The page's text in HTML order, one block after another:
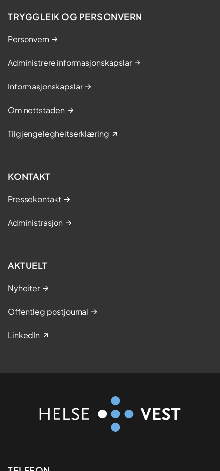
TRYGGLEIK OG PERSONVERN
Personvern
Administrere informasjonskapslar
Informasjonskapslar
Om nettstaden
Tilgjengelegheitserklæring
KONTAKT
Pressekontakt
Administrasjon
AKTUELT
Nyheiter
Offentleg postjournal
LinkedIn